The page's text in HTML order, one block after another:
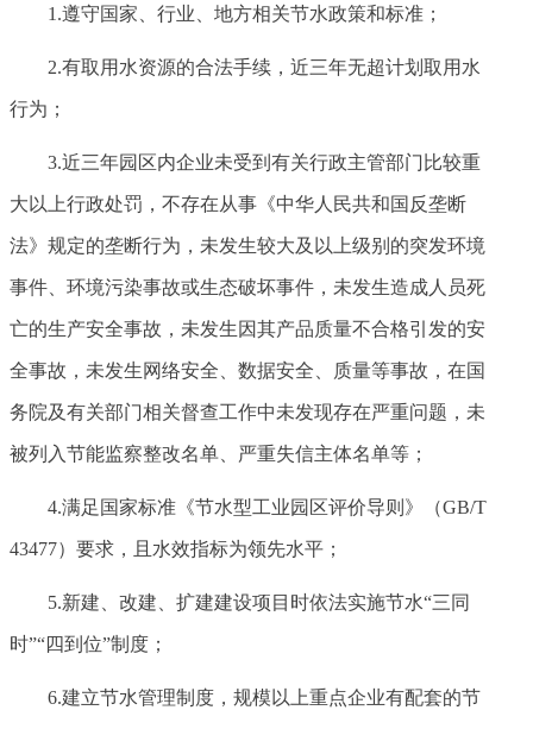
1.遵守国家、行业、地方相关节水政策和标准；
2.有取用水资源的合法手续，近三年无超计划取用水
行为；
3.近三年园区内企业未受到有关行政主管部门比较重
大以上行政处罚，不存在从事《中华人民共和国反垄断
法》规定的垄断行为，未发生较大及以上级别的突发环境
事件、环境污染事故或生态破坏事件，未发生造成人员死
亡的生产安全事故，未发生因其产品质量不合格引发的安
全事故，未发生网络安全、数据安全、质量等事故，在国
务院及有关部门相关督查工作中未发现存在严重问题，未
被列入节能监察整改名单、严重失信主体名单等；
4.满足国家标准《节水型工业园区评价导则》（GB/T
43477）要求，且水效指标为领先水平；
5.新建、改建、扩建建设项目时依法实施节水“三同
时”“四到位”制度；
6.建立节水管理制度，规模以上重点企业有配套的节